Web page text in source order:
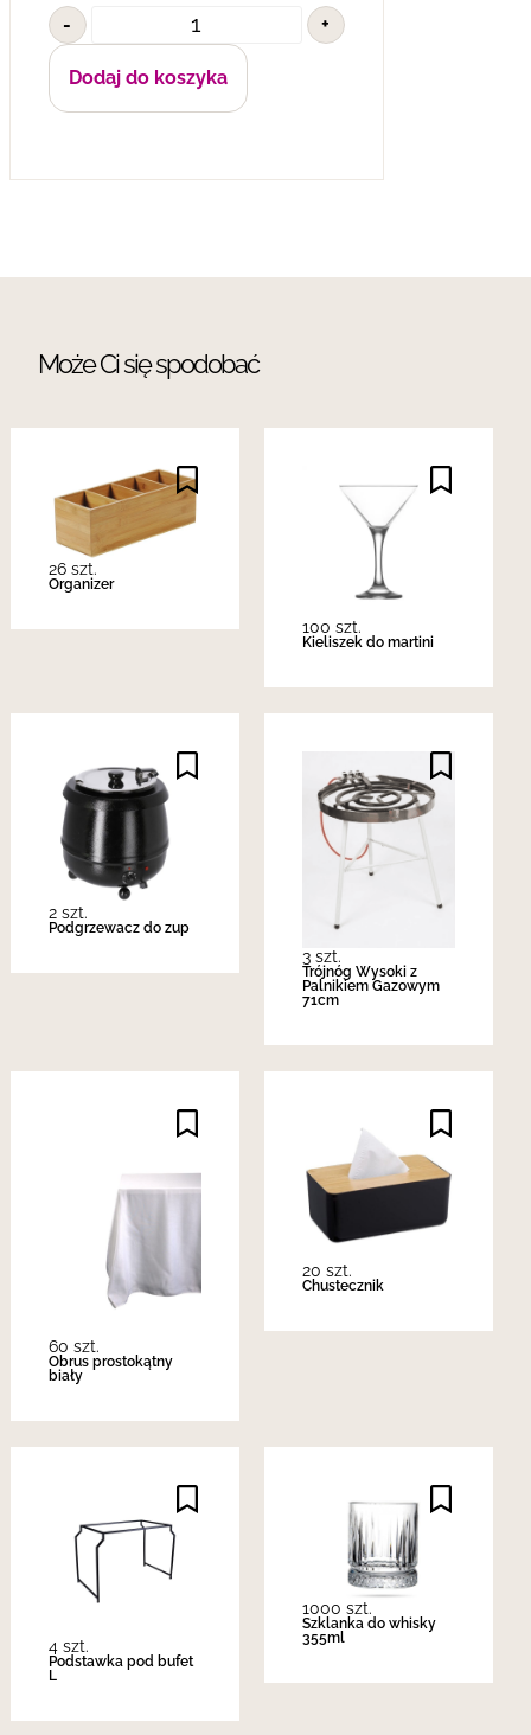
- +
Dodaj do koszyka
Może Ci się spodobać
26 szt.
Organizer
100 szt.
Kieliszek do martini
2 szt.
Podgrzewacz do zup
3 szt.
Trójnóg Wysoki z
Palnikiem Gazowym
71cm
60 szt.
Obrus prostokątny
biały
20 szt.
Chustecznik
4 szt.
Podstawka pod bufet
L
1000 szt.
Szklanka do whisky
355ml